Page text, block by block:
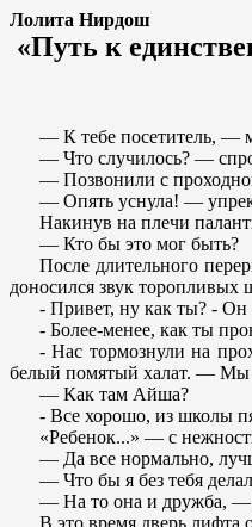
Лолита Нирдош
«Путь к
— К тебе посетитель, —
— Что случилось? —
— Позвонили с
— Опять уснула! —
Накинув на плечи
— Кто бы это мог быть?
После длительного
доносился звук
- Привет, ну как ты? - Он
- Более-менее, как ты
- Нас тормознули на
белый помятый халат. — Мы
— Как там Айша?
- Все хорошо, из школы
«Ребенок...» — с
— Да все нормально,
— Что бы я без тебя
— На то она и дружба, —
В это время дверь лифта